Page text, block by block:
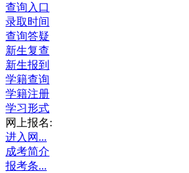
查询入口
录取时间
查询答疑
新生复查
新生报到
学籍查询
学籍注册
学习形式
网上报名:
进入网...
成考简介
报考条...